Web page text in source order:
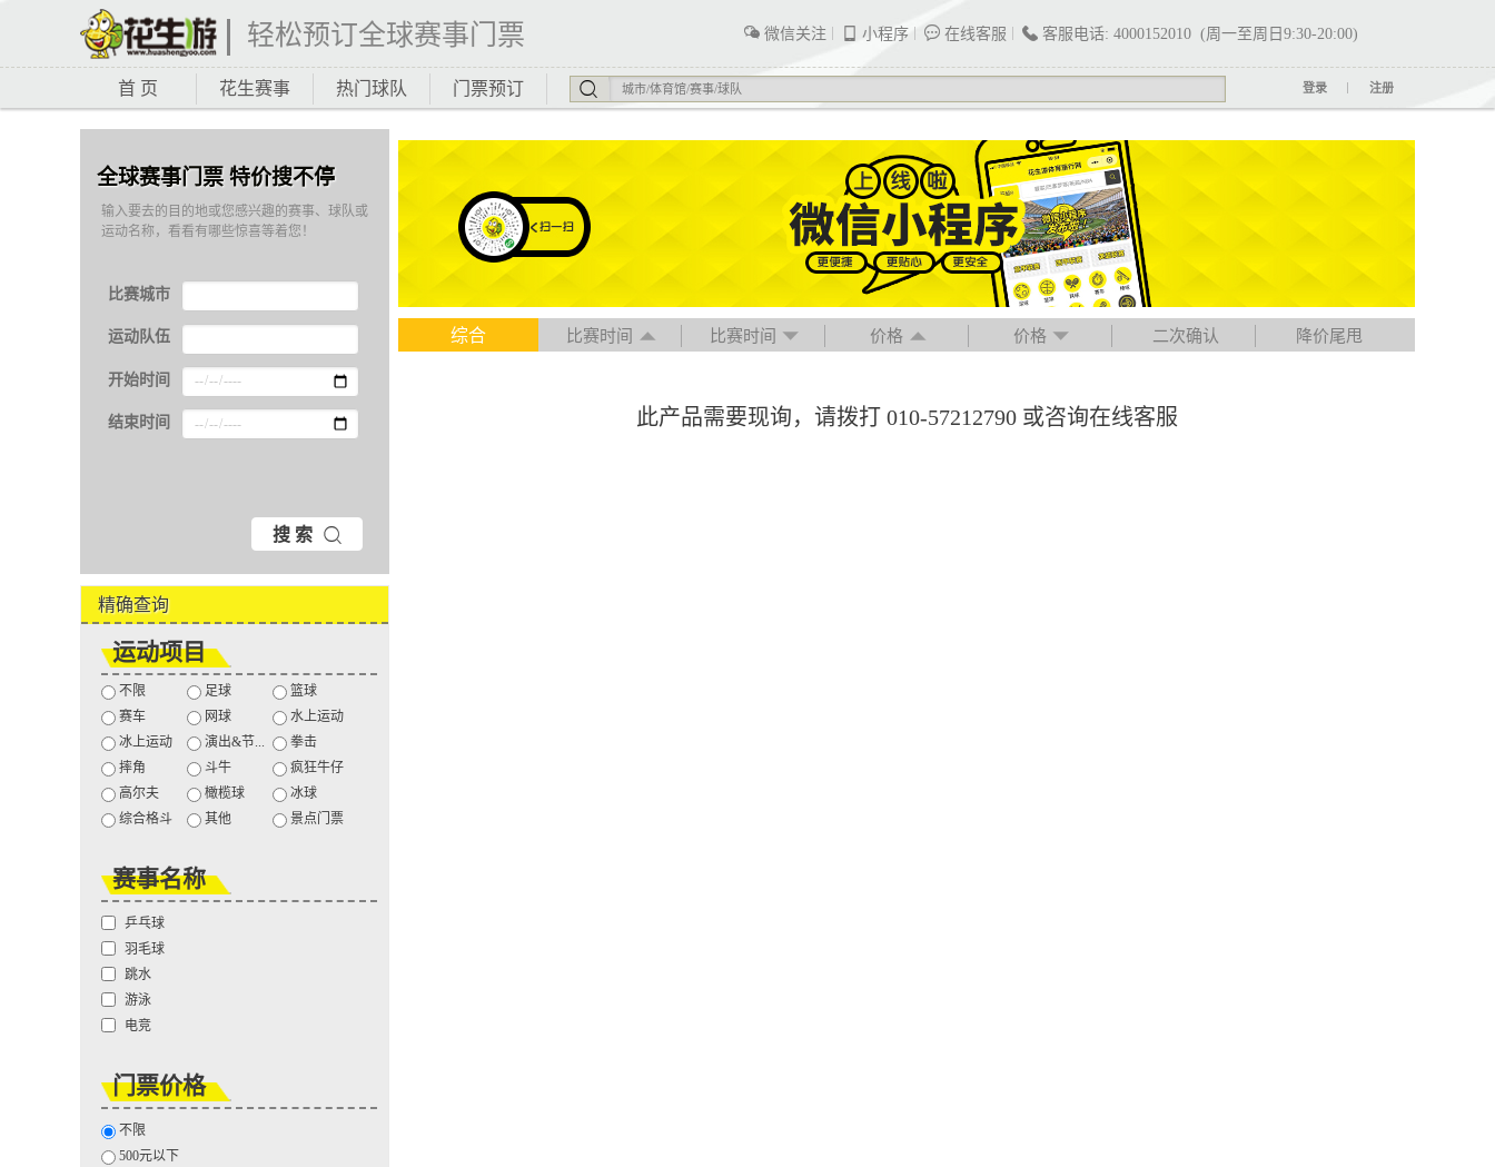
轻松预订全球赛事门票 微信关注 小程序 在线客服 客服电话: 4000152010 (周一至周日9:30-20:00)
首 页 花生赛事 热门球队 门票预订 登录 注册
综合 比赛时间 比赛时间 价格 价格 二次确认 降价尾甩
此产品需要现询，请拨打 010-57212790 或咨询在线客服
全球赛事门票 特价搜不停
输入要去的目的地或您感兴趣的赛事、球队或
运动名称，看看有哪些惊喜等着您！
比赛城市
运动队伍
开始时间
结束时间
搜 索
精确查询
运动项目
不限 足球
篮球
赛车
网球
水上运动
冰上运动
演出&节...
拳击
摔角
斗牛
疯狂牛仔
高尔夫
橄榄球
冰球
综合格斗
其他 景点门票
赛事名称
乒乓球
羽毛球
跳水
游泳
电竞
门票价格
不限
500元以下